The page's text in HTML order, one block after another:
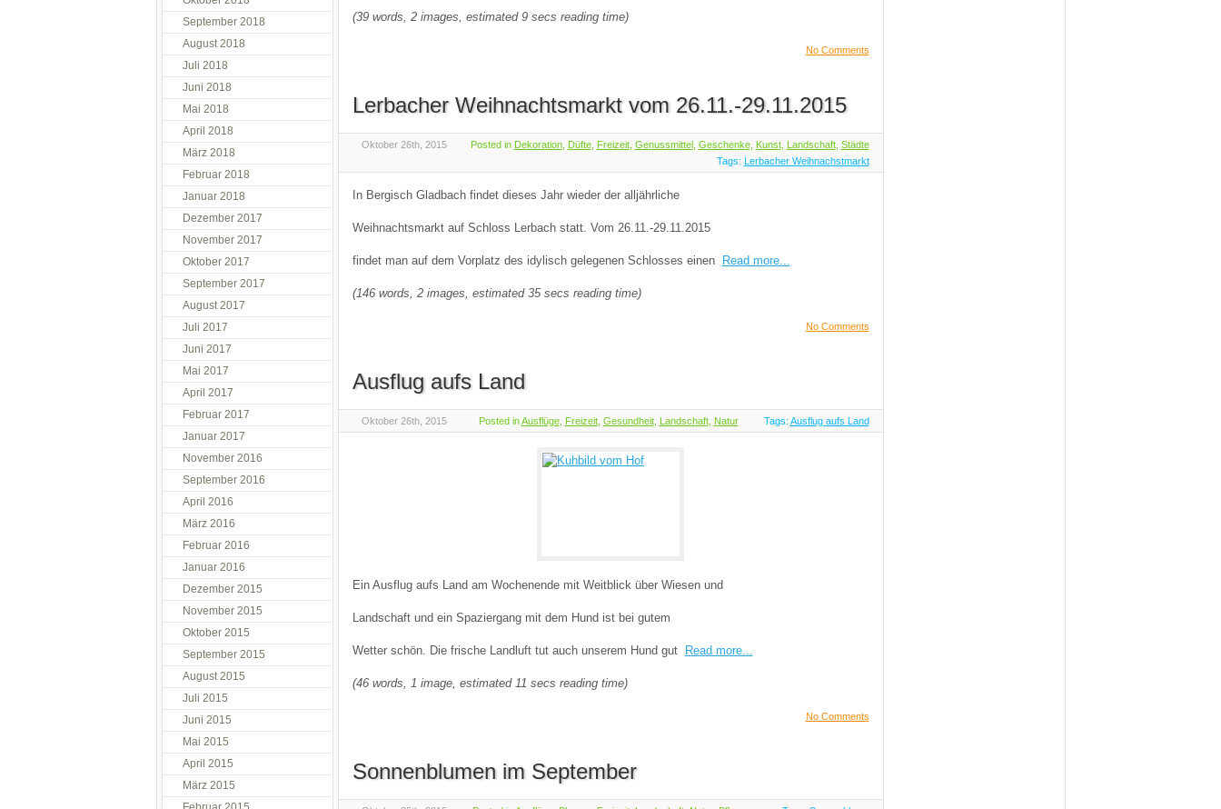
(39 words, 2 images, estimated 9 secs reading time)
No Comments
Lerbacher Weihnachtsmarkt vom 26.11.-29.11.2015
Oktober 26th, 2015 Posted in Dekoration, Düfte, Freizeit, Genussmittel, Geschenke, Kunst, Landschaft, Städte
Tags: Lerbacher Weihnachstmarkt
In Bergisch Gladbach findet dieses Jahr wieder der alljährliche
Weihnachtsmarkt auf Schloss Lerbach statt. Vom 26.11.-29.11.2015
findet man auf dem Vorplatz des idylisch gelegenen Schlosses einen Read more...
(146 words, 2 images, estimated 35 secs reading time)
No Comments
Ausflug aufs Land
Oktober 26th, 2015 Posted inAusflüge, Freizeit, Gesundheit, Landschaft, Natur Tags: Ausflug aufs Land
Ein Ausflug aufs Land am Wochenende mit Weitblick über Wiesen und
Landschaft und ein Spaziergang mit dem Hund ist bei gutem
Wetter schön. Die frische Landluft tut auch unserem Hund gut Read more...
(46 words, 1 image, estimated 11 secs reading time)
No Comments
Sonnenblumen im September
September 2018
August 2018
Juli 2018
Juni 2018
Mai 2018
April 2018
März 2018
Februar 2018
Januar 2018
Dezember 2017
November 2017
Oktober 2017
September 2017
August 2017
Juli 2017
Juni 2017
Mai 2017
April 2017
Februar 2017
Januar 2017
November 2016
September 2016
April 2016
März 2016
Februar 2016
Januar 2016
Dezember 2015
November 2015
Oktober 2015
September 2015
August 2015
Juli 2015
Juni 2015
Mai 2015
April 2015
März 2015